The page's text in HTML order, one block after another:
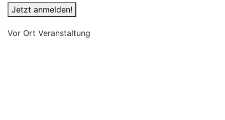
Jetzt anmelden!
Vor Ort Veranstaltung